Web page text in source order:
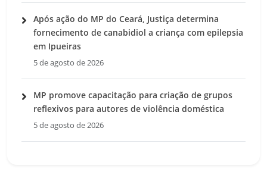
Após ação do MP do Ceará, Justiça determina
fornecimento de canabidiol a criança com epilepsia
em Ipueiras
5 de agosto de 2026
MP promove capacitação para criação de grupos
reflexivos para autores de violência doméstica
5 de agosto de 2026